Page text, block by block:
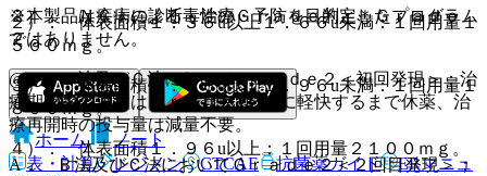
２）． ＮＣＩによる毒性のＧｒａｄｅ判定＊Ｇｒａｄｅ
２：
@． Ｂ法及びＣ法においてＧｒａｄｅ２＜初回発現＞；治
療期間中の処置はＧｒａｄｅ０−１に軽快するまで休薬、治
療再開時の投与量は減量不要。
A． Ｂ法及びＣ法においてＧｒａｄｅ２＜２回目発現＞；
２）． 体表面積１．３６u以上１．６６u未満：１回用量１
５００ｍｇ。
３）． 体表面積１．６６u以上１．９６u未満：１回用量１
８００ｍｇ。
４）． 体表面積１．９６u以上：１回用量２１００ｍｇ。
※本製品は疾病の診断・治療・予防を目的としたプログラム
ではありません。
ホーム
ノート
表・計算
レジメン CTCAE 抗菌薬ガイド
ERマニュ